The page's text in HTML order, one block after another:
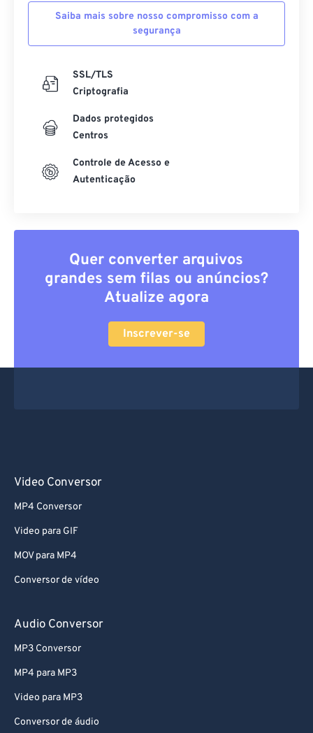
Saiba mais sobre nosso compromisso com a
segurança
SSL/TLS
Criptografia
Dados protegidos
Centros
Controle de Acesso e
Autenticação
Quer converter arquivos
grandes sem filas ou anúncios?
Atualize agora
Inscrever-se
Video Conversor
MP4 Conversor
Video para GIF
MOV para MP4
Conversor de vídeo
Audio Conversor
MP3 Conversor
MP4 para MP3
Video para MP3
Conversor de áudio